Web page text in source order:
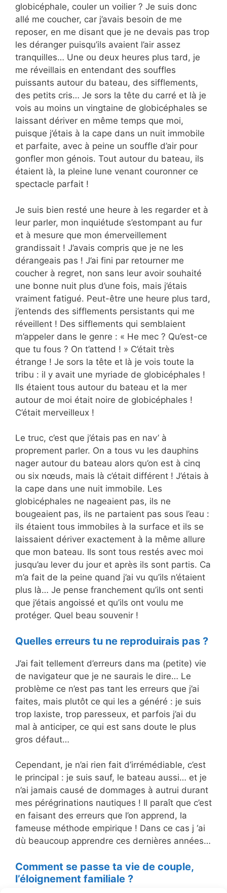
globicéphale, couler un voilier ? Je suis donc
allé me coucher, car j’avais besoin de me
reposer, en me disant que je ne devais pas trop
les déranger puisqu’ils avaient l’air assez
tranquilles… Une ou deux heures plus tard, je
me réveillais en entendant des souffles
puissants autour du bateau, des sifflements,
des petits cris… Je sors la tête du carré et là je
vois au moins un vingtaine de globicéphales se
laissant dériver en même temps que moi,
puisque j’étais à la cape dans un nuit immobile
et parfaite, avec à peine un souffle d’air pour
gonfler mon génois. Tout autour du bateau, ils
étaient là, la pleine lune venant couronner ce
spectacle parfait !
Je suis bien resté une heure à les regarder et à
leur parler, mon inquiétude s’estompant au fur
et à mesure que mon émerveillement
grandissait ! J’avais compris que je ne les
dérangeais pas ! J’ai fini par retourner me
coucher à regret, non sans leur avoir souhaité
une bonne nuit plus d’une fois, mais j’étais
vraiment fatigué. Peut-être une heure plus tard,
j’entends des sifflements persistants qui me
réveillent ! Des sifflements qui semblaient
m’appeler dans le genre : « He mec ? Qu’est-ce
que tu fous ? On t’attend ! » C’était très
étrange ! Je sors la tête et là je vois toute la
tribu : il y avait une myriade de globicéphales !
Ils étaient tous autour du bateau et la mer
autour de moi était noire de globicéphales !
C’était merveilleux !
Le truc, c’est que j’étais pas en nav’ à
proprement parler. On a tous vu les dauphins
nager autour du bateau alors qu’on est à cinq
ou six nœuds, mais là c’était différent ! J’étais à
la cape dans une nuit immobile. Les
globicéphales ne nageaient pas, ils ne
bougeaient pas, ils ne partaient pas sous l’eau :
ils étaient tous immobiles à la surface et ils se
laissaient dériver exactement à la même allure
que mon bateau. Ils sont tous restés avec moi
jusqu’au lever du jour et après ils sont partis. Ca
m’a fait de la peine quand j’ai vu qu’ils n’étaient
plus là… Je pense franchement qu’ils ont senti
que j’étais angoissé et qu’ils ont voulu me
protéger. Quel beau souvenir !
Quelles erreurs tu ne reproduirais pas ?
J’ai fait tellement d’erreurs dans ma (petite) vie
de navigateur que je ne saurais le dire… Le
problème ce n’est pas tant les erreurs que j’ai
faites, mais plutôt ce qui les a généré : je suis
trop laxiste, trop paresseux, et parfois j’ai du
mal à anticiper, ce qui est sans doute le plus
gros défaut…
Cependant, je n’ai rien fait d’irrémédiable, c’est
le principal : je suis sauf, le bateau aussi… et je
n’ai jamais causé de dommages à autrui durant
mes pérégrinations nautiques ! Il paraît que c’est
en faisant des erreurs que l’on apprend, la
fameuse méthode empirique ! Dans ce cas j ‘ai
dù beaucoup apprendre ces dernières années…
Comment se passe ta vie de couple,
l’éloignement familiale ?